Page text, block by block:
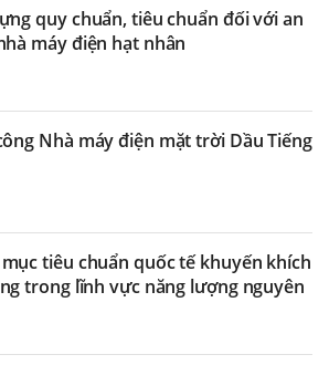
quy chuẩn, tiêu chuẩn đối với an
máy điện hạt nhân
Nhà máy điện mặt trời Dầu Tiếng
tiêu chuẩn quốc tế khuyến khích
trong lĩnh vực năng lượng nguyên